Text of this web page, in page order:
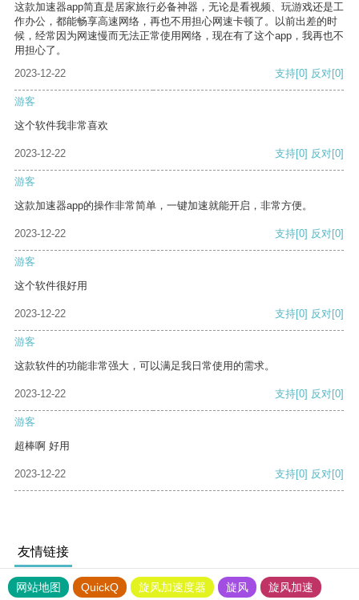
这款加速器app简直是居家旅行必备神器，无论是看视频、玩游戏还是工
作办公，都能畅享高速网络，再也不用担心网速卡顿了。以前出差的时
候，经常因为网速慢而无法正常使用网络，现在有了这个app，我再也不
用担心了。
2023-12-22
支持[0] 反对[0]
游客
这个软件我非常喜欢
2023-12-22 支持[0] 反对[0]
游客
这款加速器app的操作非常简单，一键加速就能开启，非常方便。
2023-12-22 支持[0] 反对[0]
游客
这个软件很好用
2023-12-22 支持[0] 反对[0]
游客
这款软件的功能非常强大，可以满足我日常使用的需求。
2023-12-22 支持[0] 反对[0]
游客
超棒啊 好用
2023-12-22 支持[0] 反对[0]
友情链接
网站地图 QuickQ 旋风加速度器 旋风 旋风加速